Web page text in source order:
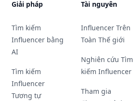
Giải pháp
Tìm kiếm
Influencer bằng
AI
Tìm kiếm
Influencer
Tương tự
Tài nguyên
Influencer Trên
Toàn Thế giới
Nghiên cứu Tìm
kiếm Influencer
Tham gia